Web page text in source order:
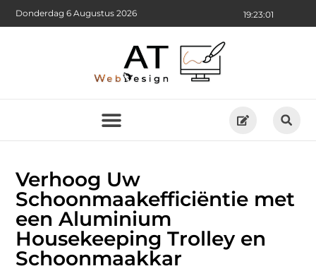
19:23:02
Donderdag 6 Augustus 2026
Verhoog Uw
Schoonmaakefficiëntie met
een Aluminium
Housekeeping Trolley en
Schoonmaakkar